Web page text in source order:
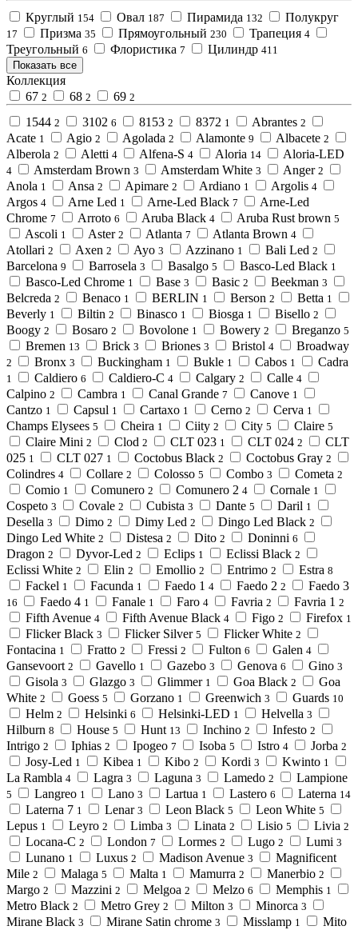
Круглый 154 Овал 187 Пирамида 132 Полукруг
17 Призма 35 Прямоугольный 230 Трапеция 4
Треугольный 6 Флористика 7 Цилиндр 411
Показать все
Коллекция
67 2 68 2 69 2
1544 2 3102 6 8153 2 8372 1 Abrantes 2
Acate 1 Agio 2 Agolada 2 Alamonte 9 Albacete 2
Alberola 2 Aletti 4 Alfena-S 4 Aloria 14 Aloria-LED
4 Amsterdam Brown 3 Amsterdam White 3 Anger 2
Anola 1 Ansa 2 Apimare 2 Ardiano 1 Argolis 4
Argos 4 Arne Led 1 Arne-Led Black 7
Arne-Led
Chrome 7 Arroto 6 Aruba Black 4 Aruba Rust brown 5
Ascoli 1 Aster 2 Atlanta 7 Atlanta Brown 4
Atollari 2 Axen 2 Ayo 3 Azzinano 1 Bali Led 2
Barcelona 9 Barrosela 3 Basalgo 5 Basco-Led Black 1
Basco-Led Chrome 1 Base 3 Basic 2 Beekman 3
Belcreda 2 Benaco 1 BERLIN 1 Berson 2 Betta 1
Beverly 1 Biltin 2 Binasco 1 Biosga 1 Bisello 2
Boogy 2 Bosaro 2 Bovolone 1 Bowery 2 Breganzo 5
Bremen 13 Brick 3 Briones 3 Bristol 4 Broadway
2 Bronx 3 Buckingham 1 Bukle 1 Cabos 1 Cadra
1 Caldiero 6 Caldiero-C 4 Calgary 2 Calle 4
Calpino 2 Cambra 1 Canal Grande 7 Canove 1
Cantzo 1 Capsul 1 Cartaxo 1 Cerno 2 Cerva 1
Champs Elysees 5 Cheira 1 Ciity 2 City 5 Claire 5
Claire Mini 2 Clod 2 CLT 023 1 CLT 024 2
CLT
025 1 CLT 027 1 Coctobus Black 2 Coctobus Gray 2
Colindres 4 Collare 2 Colosso 5 Combo 3 Cometa 2
Comio 1 Comunero 2 Comunero 2 4 Cornale 1
Cospeto 3 Covale 2 Cubista 3 Dante 5 Daril 1
Desella 3 Dimo 2 Dimy Led 2 Dingo Led Black 2
Dingo Led White 2 Distesa 2 Dito 2 Doninni 6
Dragon 2 Dyvor-Led 2 Eclips 1 Eclissi Black 2
Eclissi White 2 Elin 2 Emollio 2 Entrimo 2 Estra 8
Fackel 1 Facunda 1 Faedo 1 4 Faedo 2 2 Faedo 3
16 Faedo 4 1 Fanale 1 Faro 4 Favria 2 Favria 1 2
Fifth Avenue 4 Fifth Avenue Black 4 Figo 2 Firefox 1
Flicker Black 3 Flicker Silver 5 Flicker White 2
Fontacina 1 Fratto 2 Fressi 2 Fulton 6 Galen 4
Gansevoort 2 Gavello 1 Gazebo 3 Genova 6 Gino 3
Gisola 3 Glazgo 3 Glimmer 1 Goa Black 2
Goa
White 2 Goess 5 Gorzano 1 Greenwich 3 Guards 10
Helm 2 Helsinki 6 Helsinki-LED 1 Helvella 3
Hilburn 8 House 5 Hunt 13 Inchino 2 Infesto 2
Intrigo 2 Iphias 2 Ipogeo 7 Isoba 5 Istro 4 Jorba 2
Josy-Led 1 Kibea 1 Kibo 2 Kordi 3 Kwinto 1
La Rambla 4 Lagra 3 Laguna 3 Lamedo 2 Lampione
5 Langreo 1 Lano 3 Lartua 1 Lastero 6 Laterna 14
Laterna 7 1 Lenar 3 Leon Black 5 Leon White 5
Lepus 1 Leyro 2 Limba 3 Linata 2 Lisio 5 Livia 2
Locana-C 2 London 7 Lormes 2 Lugo 2 Lumi 3
Lunano 1 Luxus 2 Madison Avenue 3
Magnificent
Mile 2 Malaga 5 Malta 1 Mamurra 2 Manerbio 2
Margo 2 Mazzini 2 Melgoa 2 Melzo 6 Memphis 1
Metro Black 2 Metro Grey 2 Milton 3 Minorca 3
Mirane Black 3 Mirane Satin chrome 3 Misslamp 1 Mito